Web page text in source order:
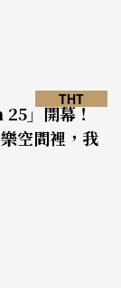
25」開幕！
空間裡，我
THT